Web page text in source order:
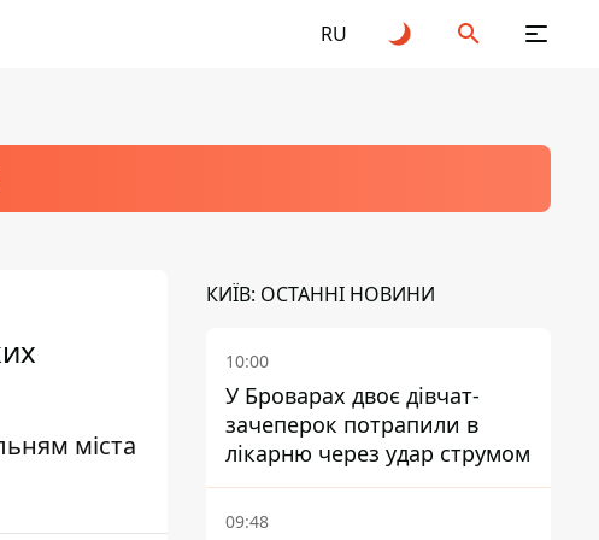
RU
міста
КИЇВ: ОСТАННІ НОВИНИ
10:00
У Броварах двоє дівчат-
зачеперок потрапили в
лікарню через удар струмом
09:48